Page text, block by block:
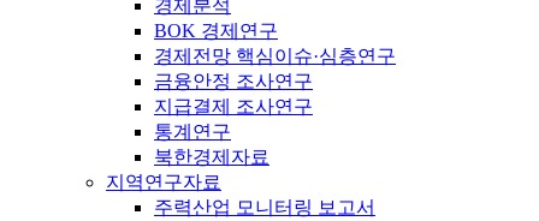
경제분석
BOK 경제연구
경제전망 핵심이슈·심층연구
금융안정 조사연구
지급결제 조사연구
통계연구
북한경제자료
지역연구자료
주력산업 모니터링 보고서